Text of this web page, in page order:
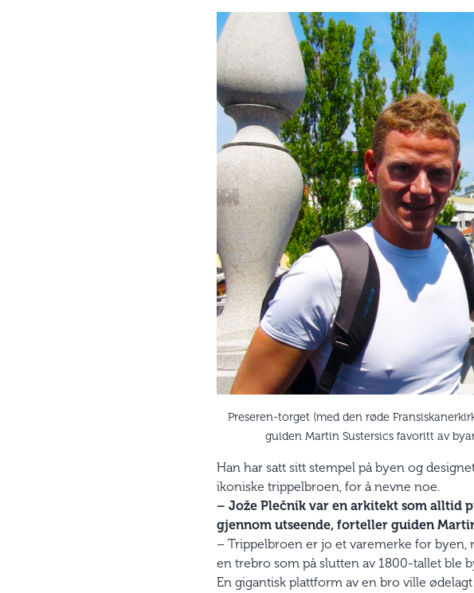
Preseren-torget (med den røde
guiden Martin Sustersics favoritt av
Han har satt sitt stempel på byen og
ikoniske trippelbroen, for å nevne noe.
– Jože Plečnik var en arkitekt som alltid
gjennom utseende, forteller guiden
– Trippelbroen er jo et varemerke for byen,
en trebro som på slutten av 1800-tallet ble
En gigantisk plattform av en bro ville